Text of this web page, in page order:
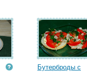
Бутерброды с